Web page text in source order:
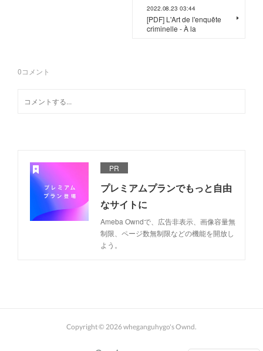
2022.08.23 03:44
[PDF] L'Art de l'enquête
criminelle - À la
0コメント
PR
プレミアムプランでもっと自由
なサイトに
Ameba Owndで、広告非表示、画像容量無
制限、ページ数無制限などの機能を開放し
よう。
Copyright © 2026wheganguhygo's Ownd.